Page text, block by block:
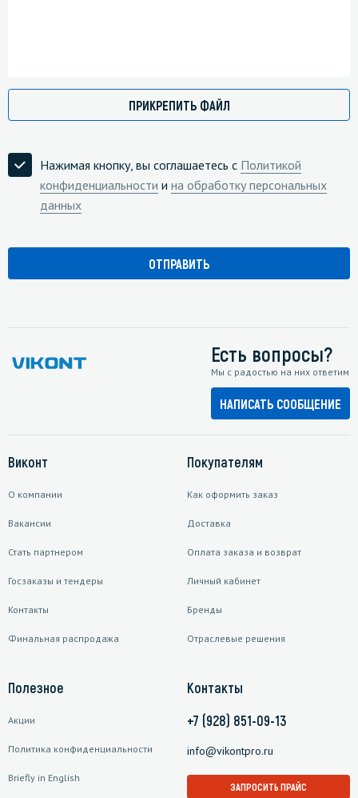
ПРИКРЕПИТЬ ФАЙЛ
Нажимая кнопку, вы соглашаетесь с Политикой
конфиденциальности и на обработку персональных
данных
Есть вопросы?
Мы с радостью на них ответим
НАПИСАТЬ СООБЩЕНИЕ
Виконт
О компании
Вакансии
Стать партнером
Госзаказы и тендеры
Контакты
Финальная распродажа
Покупателям
Как оформить заказ
Доставка
Оплата заказа и возврат
Личный кабинет
Бренды
Отраслевые решения
Полезное
Акции
Политика конфиденциальности
Briefly in English
Контакты
+7 (928) 851-09-13
info@vikontpro.ru
ЗАПРОСИТЬ ПРАЙС